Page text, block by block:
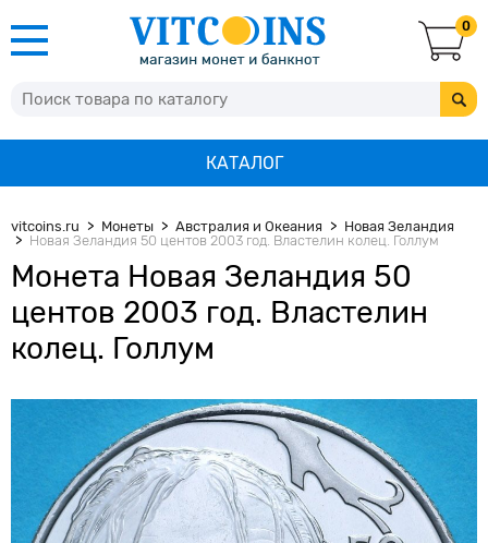
0
КАТАЛОГ
vitcoins.ru Монеты Австралия и Океания
Новая Зеландия
Новая Зеландия 50 центов 2003 год. Властелин колец. Голлум
Монета Новая Зеландия 50
центов 2003 год. Властелин
колец. Голлум